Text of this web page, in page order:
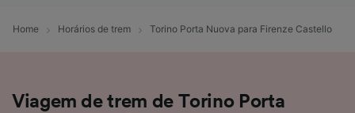
Home Horários de trem Torino Porta Nuova para Firenze Castello
Viagem de trem de Torino Porta